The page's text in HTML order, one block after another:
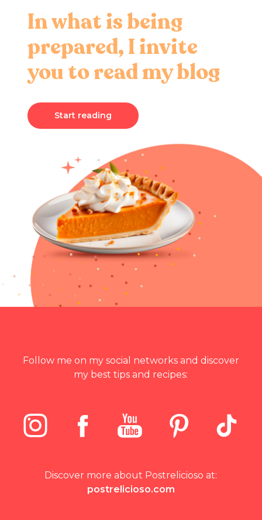
In what is being
prepared, I invite
you to read my blog
Start reading
Follow me on my social networks and discover
my best tips and recipes:
Discover more about Postrelicioso at:
postrelicioso.com